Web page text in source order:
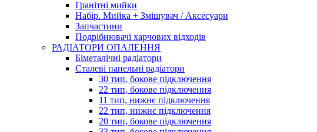
Гранітні мийки
Набір. Мийка + Змішувач / Аксесуари
Запчастини
Подрібнювачі харчових відходів
РАДІАТОРИ ОПАЛЕННЯ
Біметалічні радіатори
Сталеві панельні радіатори
30 тип, бокове підключення
22 тип, бокове підключення
11 тип, нижнє підключення
22 тип, нижнє підключення
20 тип, бокове підключення